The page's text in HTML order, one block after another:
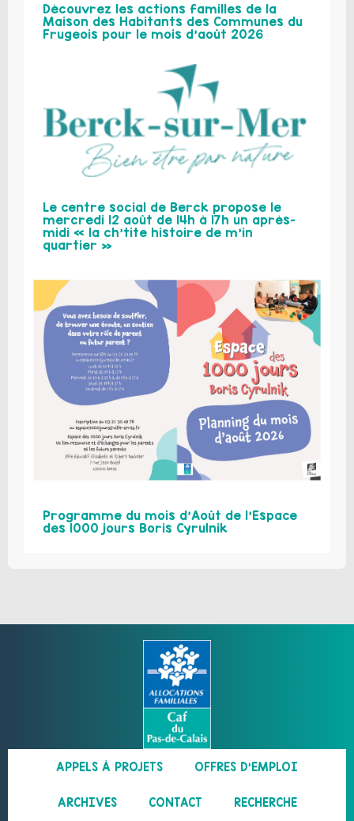
Découvrez les actions familles de la
Maison des Habitants des Communes du
Frugeois pour le mois d’août 2026
Le centre social de Berck propose le
mercredi 12 août de 14h à 17h un après-
midi « la ch’tite histoire de m’in
quartier »
Programme du mois d’Août de l’Espace
des 1000 jours Boris Cyrulnik
APPELS À PROJETS OFFRES D’EMPLOI
ARCHIVES CONTACT RECHERCHE